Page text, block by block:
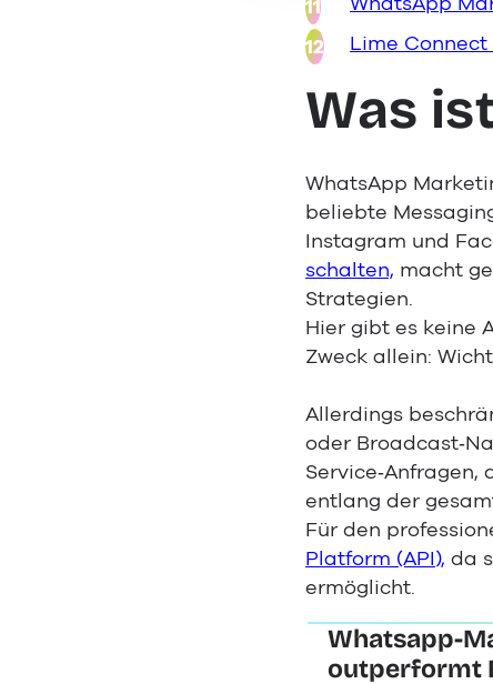
Lime
Was
WhatsApp
beliebte
Instagram und
schalten, macht
Strategien.
Hier gibt es keine
Zweck allein:
Allerdings
oder
entlang der
Für den
Platform (API), da
ermöglicht.
Whatsapp-
outperformt